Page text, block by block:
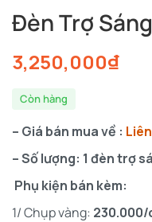
Đèn Trợ
3,250,000₫
Còn hàng
– Giá bán mua về :
– Số lượng: 1 đèn trợ
Phụ kiện bán kèm:
1/ Chụp vàng: 230.000/